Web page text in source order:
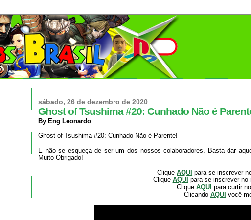
sábado, 26 de dezembro de 2020
Ghost of Tsushima #20: Cunhado Não é
By Eng Leonardo
Ghost of Tsushima #20: Cunhado Não é Parente!
E não se esqueça de ser um dos nossos colaboradores. Basta dar
Muito Obrigado!
CliqueAQUI para se inscrever
Clique AQUI para se inscrever no
Clique AQUI para curtir
Clicando AQUI você